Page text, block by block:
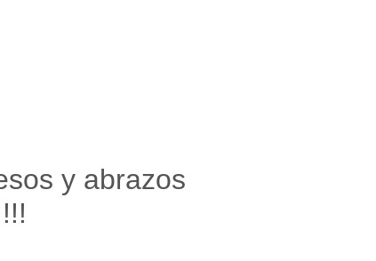
y abrazos